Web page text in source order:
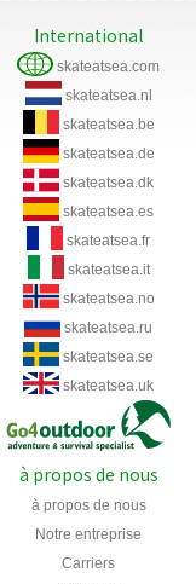
International
skateatsea.com
skateatsea.nl
skateatsea.be
skateatsea.de
skateatsea.dk
skateatsea.es
skateatsea.fr
skateatsea.it
skateatsea.no
skateatsea.ru
skateatsea.se
skateatsea.uk
à propos de nous
à propos de nous
Notre entreprise
Carriers